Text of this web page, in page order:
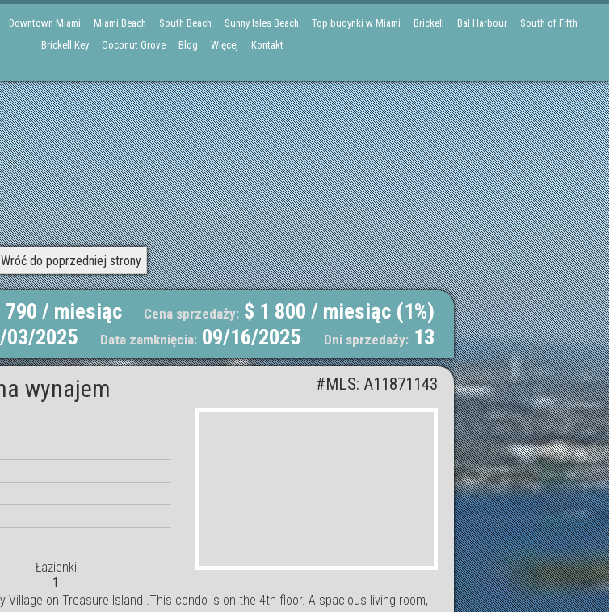
Downtown Miami Miami Beach South Beach Sunny Isles Beach Top budynki w Miami Brickell Bal Harbour
South of Fifth
Brickell Key
Coconut Grove Blog Więcej Kontakt
do poprzedniej strony
/ miesiąc Cena sprzedaży: $ 1 800 / miesiąc (1%)
2025 Data zamknięcia: 09/16/2025 Dni sprzedaży:13
wynajem
#MLS: A11871143
Łazienki
1
on Treasure Island .This condo is on the 4th floor. A spacious living room,